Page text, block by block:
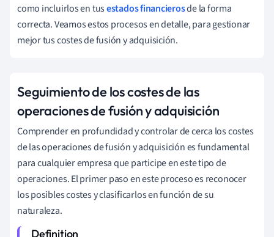
como incluirlos en tusestados financierosde la forma
correcta. Veamos estos procesos en detalle, para gestionar
mejor tus costes de fusión y adquisición.
Seguimiento de los costes de las
operaciones de fusión y adquisición
Comprender en profundidad y controlar de cerca los costes
de las operaciones de fusión y adquisición es fundamental
para cualquier empresa que participe en este tipo de
operaciones. El primer paso en este proceso es reconocer
los posibles costes y clasificarlos en función de su
naturaleza.